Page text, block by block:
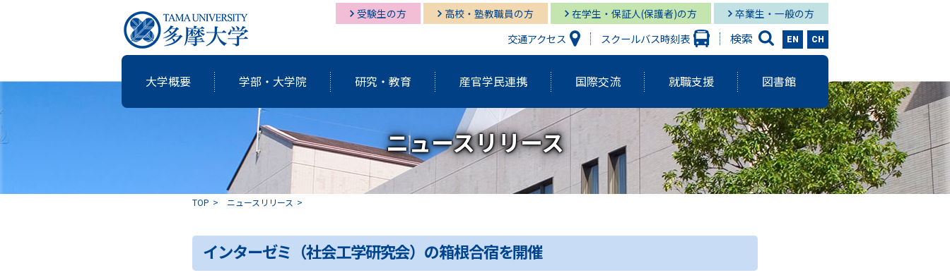
受験生の方 高校・塾教職員の方 在学生・保証人(保護者)の方 卒業生・一般の方
交通アクセス スクールバス時刻表 検索 EN CH
大学概要
大学概要
個性・特色「現代の志塾」 アジアダイナミズム ポリシー
学部・大学院
学部・大学院 経営情報学部
グローバル
スタディーズ学部
研究・教育
研究・教育 研究開発機構 多摩大学出版会
研究紀要（Tama蔵） 教育と研究に関する報告書
アクティブ・ラーニングの多摩大 アクティブ・ラーニング発表祭
産官学民連携 国際交流
国際交流 経営情報学部 グローバルスタディーズ学部
国際交流センター
就職支援
就職支援 経営情報学部 経営情報学部 就職状況
グローバルスタディーズ学部 グローバルスタディーズ学部 就職状況
図書館
図書館 多摩キャンパス図書館 湘南キャンパス図書館
多摩キャンパス メディア・サービス 湘南キャンパス メディア・サービス
ニュースリリース
TOP ニュースリリース
インターゼミ（社会工学研究会）の箱根合宿を開催